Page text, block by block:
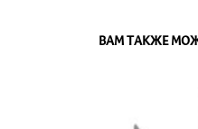
ВАМ ТАКЖЕ